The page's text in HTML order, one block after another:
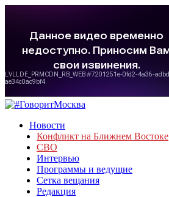
Новости
Конфликт на Ближнем Востоке
СВО
Интервью
Программы и ведущие
Сетка вещания
Редакция